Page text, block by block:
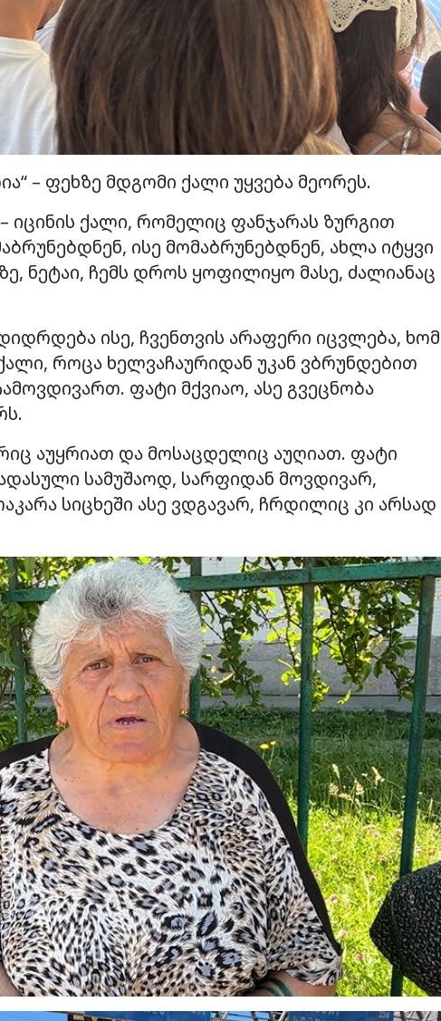
– ფეხზე მდგომი ქალი უყვება მეორეს.
იცინის ქალი, რომელიც ფანჯარას ზურგით
ისე მომაბრუნებდნენ, ახლა იტყვი
ნეტაი, ჩემს დროს ყოფილიყო მასე, ძალიანაც
ისე, ჩვენთვის არაფერი იცვლება, ხომ
როცა ხელვაჩაურიდან უკან ვბრუნდებით
ფატი მქვიაო, ასე გვეცნობა
აუყრიათ და მოსაცდელიც აუღიათ. ფატი
სამუშაოდ, სარფიდან მოვდივარ,
სიცხეში ასე ვდგავარ, ჩრდილიც კი არსად